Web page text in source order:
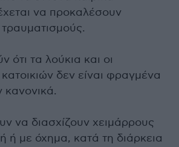
να προκαλέσουν
ότι τα λούκια και οι
δεν είναι φραγμένα
κανονικά.
να διασχίζουν χειμάρρους
ή με όχημα, κατά τη διάρκεια